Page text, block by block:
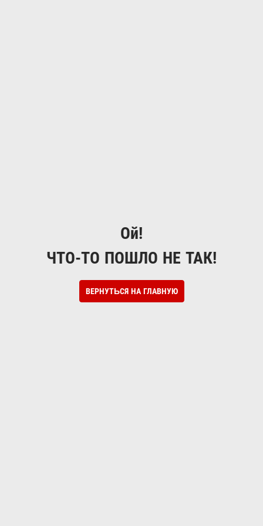
Ой!
ЧТО-ТО ПОШЛО НЕ ТАК!
ВЕРНУТЬСЯ НА ГЛАВНУЮ